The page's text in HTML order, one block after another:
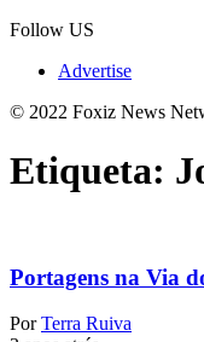
Follow US
Advertise
© 2022 Foxiz News
Etiqueta:
Portagens na Via
Por Terra Ruiva